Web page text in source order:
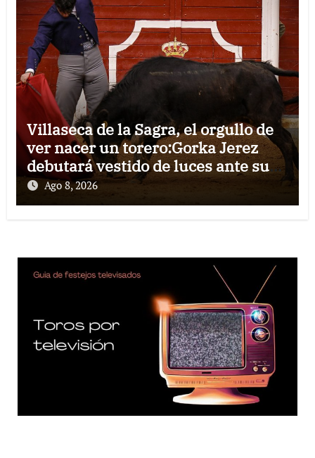
Villaseca de la Sagra, el orgullo de
ver nacer un torero:Gorka Jerez
debutará vestido de luces ante su
pueblo
Ago 8, 2026